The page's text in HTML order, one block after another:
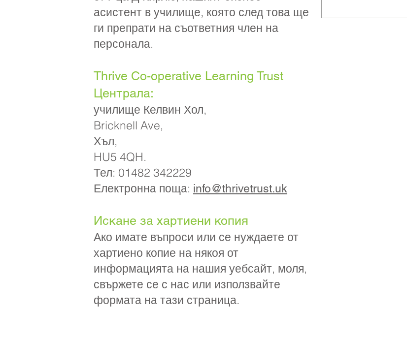
асистент в училище, която след това ще
ги препрати на съответния член на
персонала.
Thrive Co-operative Learning Trust
Централа:
училище Келвин Хол,
Bricknell Ave,
Хъл,
HU5 4QH.
Тел: 01482 342229
Електронна поща: info@thrivetrust.uk
Искане за хартиени копия
Ако имате въпроси или се нуждаете от
хартиено копие на някоя от
информацията на нашия уебсайт, моля,
свържете се с нас или използвайте
формата на тази страница.